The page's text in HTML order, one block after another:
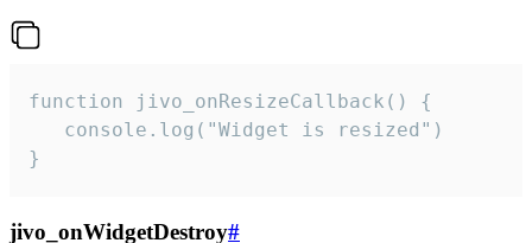
function jivo_onResizeCallback() {
   console.log("Widget is resized")
}
jivo_onWidgetDestroy#